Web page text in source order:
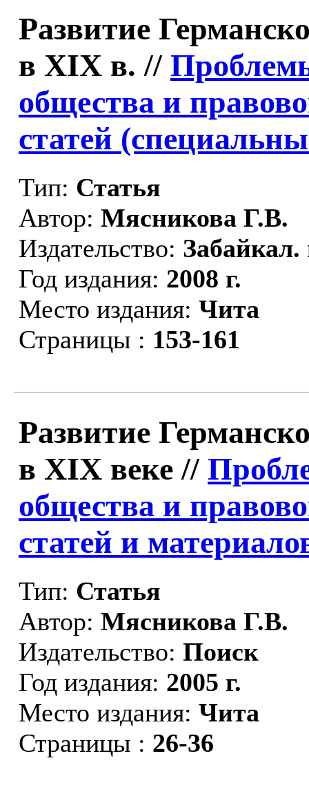
Развитие
в XIX в. //
общества и
статей
Тип: Статья
Автор: Мясникова Г.В.
Издательство: Забайкал.
Год издания: 2008 г.
Место издания: Чита
Страницы : 153-161
Развитие
в ХIХ веке //
общества и
статей и
Тип: Статья
Автор: Мясникова Г.В.
Издательство: Поиск
Год издания: 2005 г.
Место издания: Чита
Страницы : 26-36